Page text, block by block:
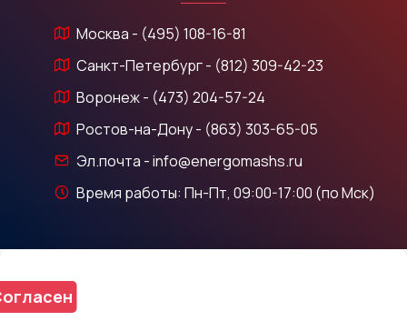
Москва - (495) 108-16-81
Санкт-Петербург - (812) 309-42-23
Воронеж - (473) 204-57-24
Ростов-на-Дону - (863) 303-65-05
Эл.почта - info@energomashs.ru
Время работы: Пн-Пт, 09:00-17:00 (по Мск)